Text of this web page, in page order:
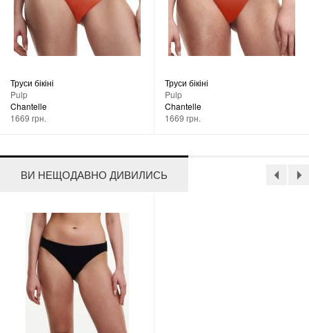
Труси бікіні
Pulp
Chantelle
1669 грн.
Труси бікіні
Pulp
Chantelle
1669 грн.
ВИ НЕЩОДАВНО ДИВИЛИСЬ